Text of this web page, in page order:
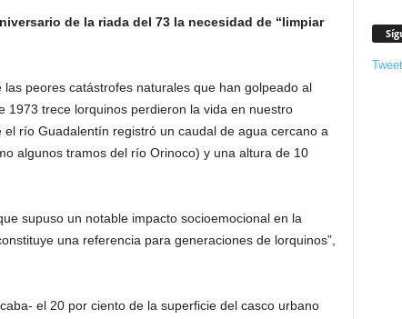
de la riada del 73 la necesidad de “limpiar
peores catástrofes naturales que han golpeado al
1973 trece lorquinos perdieron la vida en nuestro
río Guadalentín registró un caudal de agua cercano a
algunos tramos del río Orinoco) y una altura de 10
supuso un notable impacto socioemocional en la
una referencia para generaciones de lorquinos”,
el 20 por ciento de la superficie del casco urbano